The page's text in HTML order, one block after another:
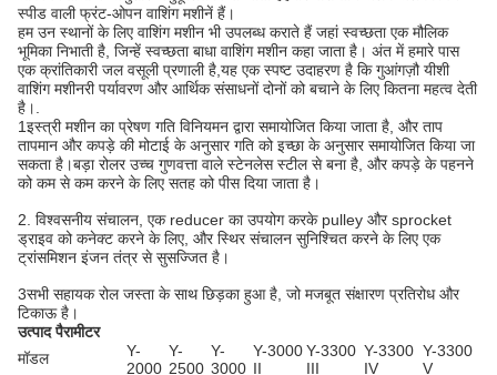
स्पीड वाली फ्रंट-ओपन वाशिंग मशीनें हैं।
हम उन स्थानों के लिए वाशिंग मशीन भी उपलब्ध कराते हैं जहां स्वच्छता एक मौलिक
भूमिका निभाती है, जिन्हें स्वच्छता बाधा वाशिंग मशीन कहा जाता है। अंत में हमारे पास
एक क्रांतिकारी जल वसूली प्रणाली है,यह एक स्पष्ट उदाहरण है कि गुआंगज़ौ यीशी
वाशिंग मशीनरी पर्यावरण और आर्थिक संसाधनों दोनों को बचाने के लिए कितना महत्व देती
है।.
1इस्त्री मशीन का प्रेषण गति विनियमन द्वारा समायोजित किया जाता है, और ताप
तापमान और कपड़े की मोटाई के अनुसार गति को इच्छा के अनुसार समायोजित किया जा
सकता है।बड़ा रोलर उच्च गुणवत्ता वाले स्टेनलेस स्टील से बना है, और कपड़े के पहनने
को कम से कम करने के लिए सतह को पीस दिया जाता है।
2. विश्वसनीय संचालन, एक reducer का उपयोग करके pulley और sprocket
ड्राइव को कनेक्ट करने के लिए, और स्थिर संचालन सुनिश्चित करने के लिए एक
ट्रांसमिशन इंजन तंत्र से सुसज्जित है।
3सभी सहायक रोल जस्ता के साथ छिड़का हुआ है, जो मजबूत संक्षारण प्रतिरोध और
टिकाऊ है।
उत्पाद पैरामीटर
मॉडल
Y-
2000
Y-
2500
Y-
3000
Y-3000
II
Y-3300
III
Y-3300
IV
Y-3300
V